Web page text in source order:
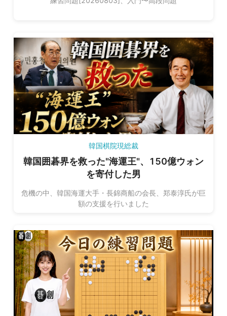
韓国棋院現総裁
韓国囲碁界を救った"海運王"、150億ウォン
を寄付した男
危機の中、韓国海運大手・長錦商船の会長、郑泰淳氏が巨
額の支援を行いました